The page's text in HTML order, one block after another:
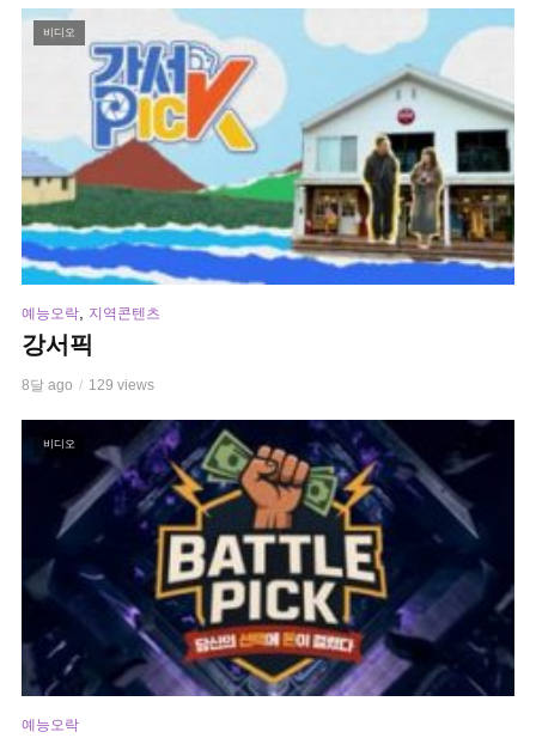
비디오
예능오락 지역콘텐츠
강서픽
8달 ago 129 views
비디오
예능오락